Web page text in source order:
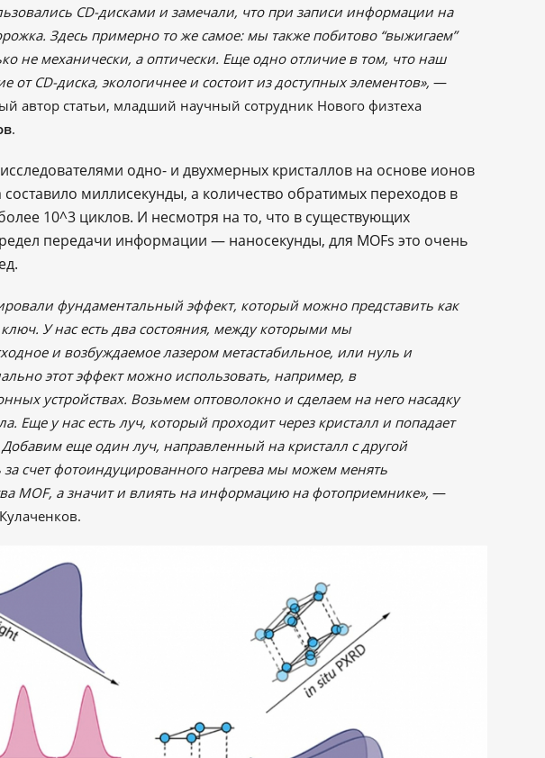
CD-дисками и замечали, что при записи информации на
Здесь примерно то же самое: мы также побитово “выжигаем”
не механически, а оптически. Еще одно отличие в том, что наш
от CD-диска, экологичнее и состоит из доступных элементов», —
автор статьи, младший научный сотрудник Нового физтеха
.
одно- и двухмерных кристаллов на основе ионов
миллисекунды, а количество обратимых переходов в
10^3 циклов. И несмотря на то, что в существующих
передачи информации — наносекунды, для MOFs это очень
фундаментальный эффект, который можно представить как
У нас есть два состояния, между которыми мы
и возбуждаемое лазером метастабильное, или нуль и
этот эффект можно использовать, например, в
устройствах. Возьмем оптоволокно и сделаем на него насадку
Еще у нас есть луч, который проходит через кристалл и попадает
еще один луч, направленный на кристалл с другой
счет фотоиндуцированного нагрева мы можем менять
MOF, а значит и влиять на информацию на фотоприемнике», —